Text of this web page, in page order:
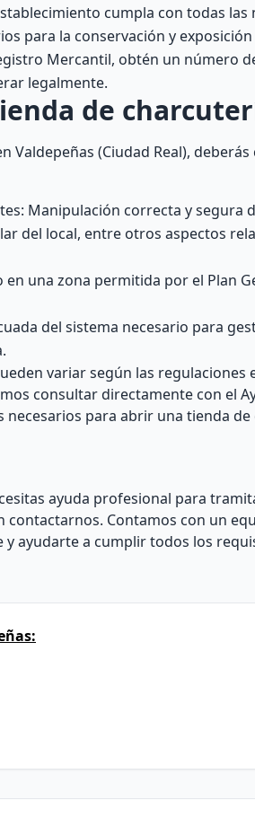
cumpla con todas
para la conservación y
Mercantil, obtén un número
legalmente.
de
Valdepeñas (Ciudad Real),
Manipulación correcta y segura
del local, entre otros aspectos
una zona permitida por el Plan
del sistema necesario para
variar según las regulaciones
consultar directamente con el
para abrir una tienda
ayuda profesional para
contactarnos. Contamos con un
ayudarte a cumplir todos los